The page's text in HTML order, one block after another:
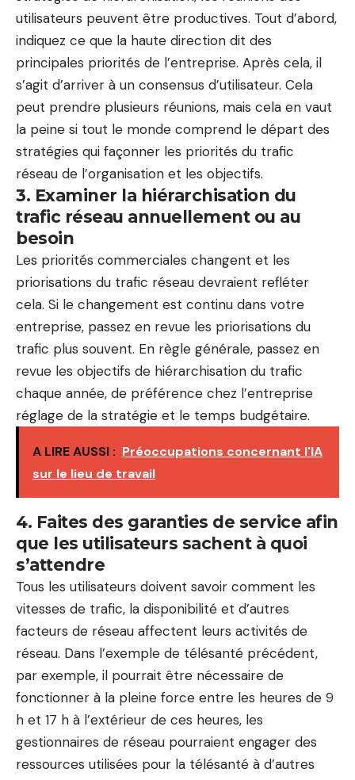
utilisateurs peuvent être productives. Tout d’abord,
indiquez ce que la haute direction dit des
principales priorités de l’entreprise. Après cela, il
s’agit d’arriver à un consensus d’utilisateur. Cela
peut prendre plusieurs réunions, mais cela en vaut
la peine si tout le monde comprend le départ des
stratégies qui façonner les priorités du trafic
réseau de l’organisation et les objectifs.
3. Examiner la hiérarchisation du
trafic réseau annuellement ou au
besoin
Les priorités commerciales changent et les
priorisations du trafic réseau devraient refléter
cela. Si le changement est continu dans votre
entreprise, passez en revue les priorisations du
trafic plus souvent. En règle générale, passez en
revue les objectifs de hiérarchisation du trafic
chaque année, de préférence chez l’entreprise
réglage de la stratégie et le temps budgétaire.
A LIRE AUSSI : Préoccupations concernant l'IA
sur le lieu de travail
4. Faites des garanties de service afin
que les utilisateurs sachent à quoi
s’attendre
Tous les utilisateurs doivent savoir comment les
vitesses de trafic, la disponibilité et d’autres
facteurs de réseau affectent leurs activités de
réseau. Dans l’exemple de télésanté précédent,
par exemple, il pourrait être nécessaire de
fonctionner à la pleine force entre les heures de 9
h et 17 h à l’extérieur de ces heures, les
gestionnaires de réseau pourraient engager des
ressources utilisées pour la télésanté à d’autres